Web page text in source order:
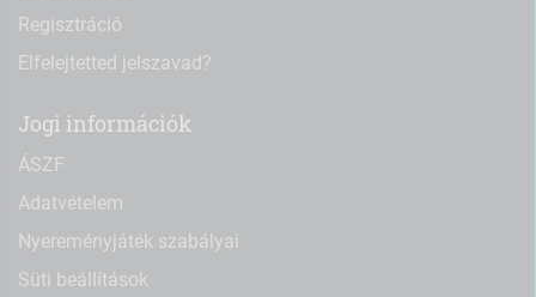
Regisztráció
Elfelejtetted jelszavad?
Jogi információk
ÁSZF
Adatvételem
Nyereményjáték szabályai
Süti beállítások